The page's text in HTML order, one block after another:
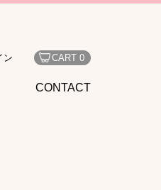
CART 0
ン
CONTACT